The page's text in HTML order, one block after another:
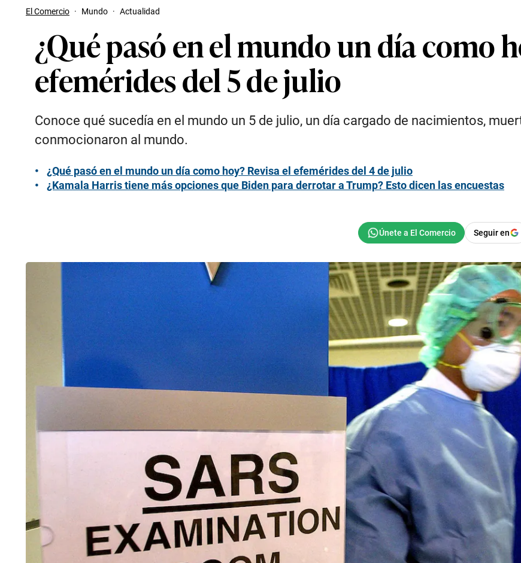
El Comercio · Mundo · Actualidad
¿Qué pasó en el mundo un día como
efemérides del 5 de julio
Conoce qué sucedía en el mundo un 5 de julio, un día cargado de nacimientos,
conmocionaron al mundo.
¿Qué pasó en el mundo un día como hoy? Revisa el efemérides del 4 de julio
¿Kamala Harris tiene más opciones que Biden para derrotar a Trump? Esto dicen las encuestas
Seguir en